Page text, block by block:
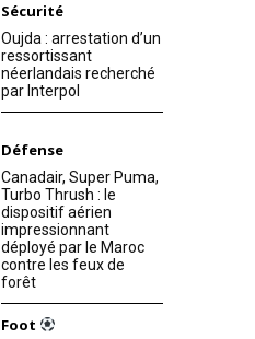
Sécurité
Oujda : arrestation d’un
ressortissant
néerlandais recherché
par Interpol
Défense
Canadair, Super Puma,
Turbo Thrush : le
dispositif aérien
impressionnant
déployé par le Maroc
contre les feux de
forêt
Foot